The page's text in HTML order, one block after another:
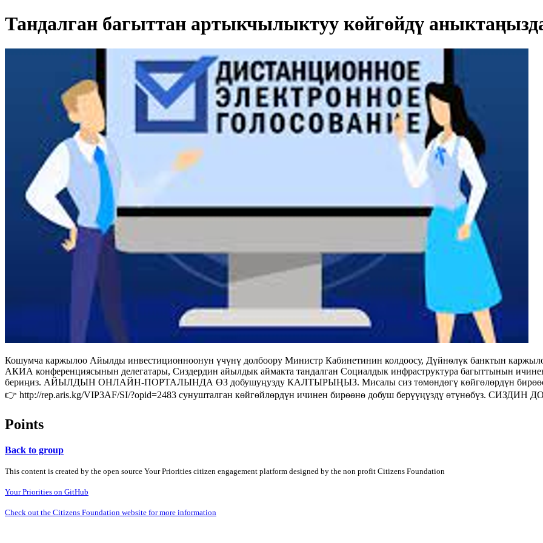
Тандалган багыттан артыкчылыктуу көйгөйдү
Кошумча каржылоо Айылды инвестиционноонун үчүнү долбоору Министр Кабинетинин колдоосу, Дүйнѳлүк банктын
АКИА конференциясынын делегатары, Сиздердин айылдык аймакта тандалган Социалдык инфраструктура багыттынын
бериңиз. АЙЫЛДЫН ОНЛАЙН-ПОРТАЛЫНДА ӨЗ добушуңузду КАЛТЫРЫҢЫЗ. Мисалы сиз төмөндөгү көйгөлөрдүн бирөөсүн
👉 http://rep.aris.kg/VIP3AF/SI/?opid=2483 сунушталган көйгөйлөрдүн ичинен бирөөнө добуш берүүңүздү өтүнөбүз.
Points
Back to group
This content is created by the open source Your Priorities citizen engagement platform designed by the non profit Citizens Foundation
Your Priorities on GitHub
Check out the Citizens Foundation website for more information